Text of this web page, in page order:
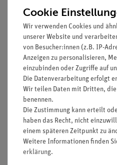
Calvin-Zyklus
Signalwege:
Biochemie
Rezeptor-
Umfasst farbige
den Unterricht!
Zum Download gehört:
Unterricht, Vorlagen,
Die Herstellung jedes
Außerdem wird
Klebestift
Cookie
Wir verwenden Cookies und
unserer Website und
von Besucher:innen (z.B. IP-
Anzeigen zu personalisieren,
einzubinden oder Zugriffe auf
Die Datenverarbeitung erfolgt
Wir teilen Daten mit Dritten,
benennen.
Die Zustimmung kann erteilt
haben das Recht, nicht
einem späteren Zeitpunkt zu
Weitere Informationen finden
erklärung.